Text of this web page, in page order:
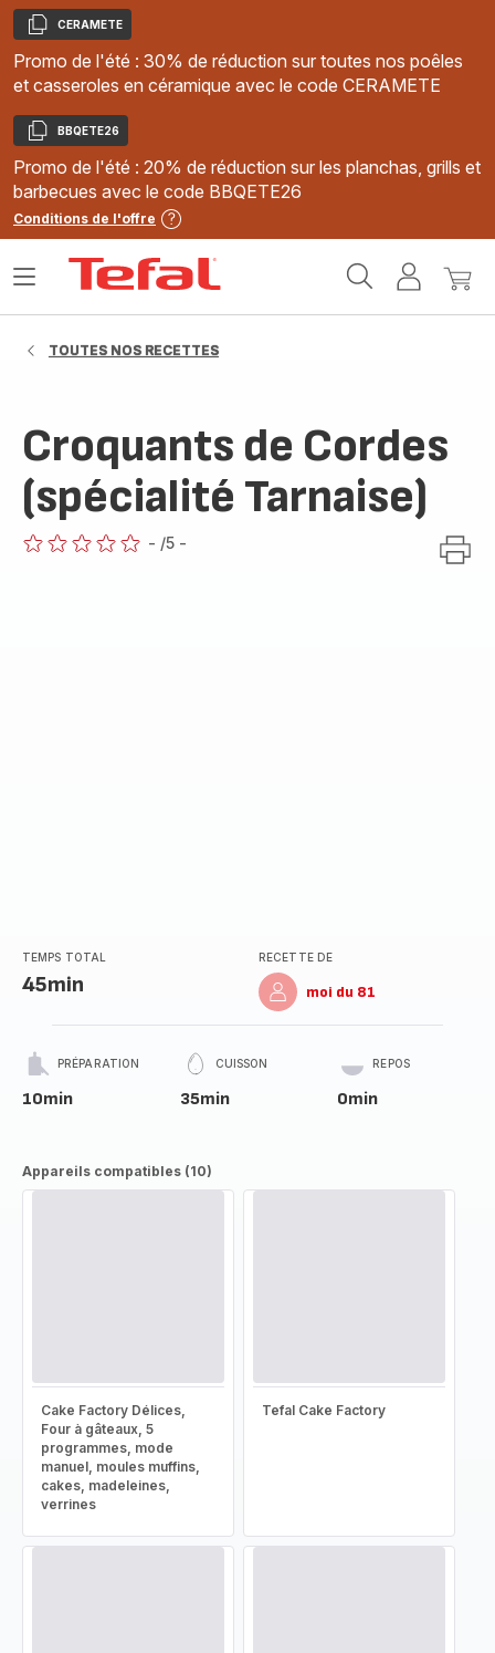
Copier
CERAMETE
Promo de l'été : 30% de réduction sur toutes nos poêles
et casseroles en céramique avec le code CERAMETE
Copier
BBQETE26
Promo de l'été : 20% de réduction sur les planchas, grills et
barbecues avec le code BBQETE26
Conditions de l'offre
MonMon
Ouvrir
TOUTES NOS RECETTES
Croquants de Cordes
(spécialité Tarnaise)
- /5 -
TEMPS TOTAL
45min
RECETTE DE
moi du 81
PRÉPARATION
10min
CUISSON
35min
REPOS
0min
Appareils compatibles (10)
Cake Factory Délices,
Four à gâteaux, 5
programmes, mode
manuel, moules muffins,
cakes, madeleines,
verrines
Tefal Cake Factory